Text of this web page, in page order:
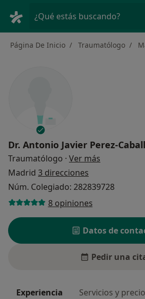
¿Qué estás buscando?
Página De Inicio Traumatólogo
Dr. Antonio Javier Perez-
Traumatólogo · Ver más
Madrid 3 direcciones
Núm. Colegiado: 282839728
8 opiniones
Datos de
Pedir una
Experiencia Servicios y